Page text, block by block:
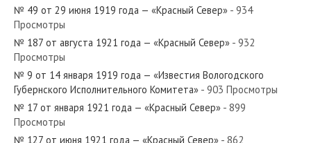
№ 8 от января 1952 года —
№ 95 от апреля 1982 года —
«Красный Север»
№ 216 от сентября 1972 года —
№ 49 от 29 июня 1919 года — «Красный Север» - 934
Просмотры
№ 187 от августа 1921 года — «Красный Север» - 932
Просмотры
№ 9 от 14 января 1919 года — «Известия Вологодского
Губернского Исполнительного Комитета» - 903 Просмотры
№ 17 от января 1921 года — «Красный Север» - 899
Просмотры
№ 127 от июня 1921 года — «Красный Север» - 862